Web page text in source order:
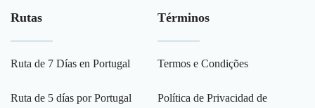
Rutas
Ruta de 7 Días en Portugal
Ruta de 5 días por Portugal
Términos
Termos e Condições
Política de Privacidad de